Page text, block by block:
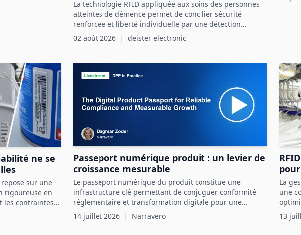
moderne.
l’économie
La technologie RFID appliquée aux soins des personnes
atteintes de démence permet de concilier sécurité
renforcée et liberté individuelle par une détection
précoce et ciblée des risques.
02 août 2026 | deister electronic
ne se
sur une
rigoureuse en
les contraintes
Passeport numérique produit : un levier de
croissance mesurable
Le passeport numérique du produit constitue une
infrastructure clé permettant de conjuguer conformité
réglementaire et transformation digitale pour une
croissance mesurable.
14 juillet 2026 | Narravero
La
une
13